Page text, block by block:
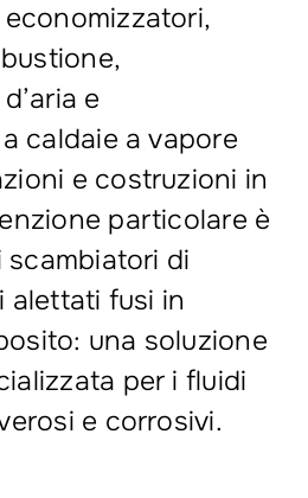
e
caldaie a vapore
e costruzioni in
particolare è
di
alettati fusi in
una soluzione
per i fluidi
e corrosivi.